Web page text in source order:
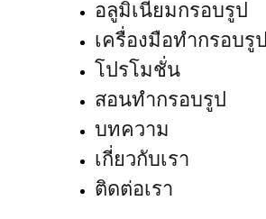
อลูมิเนียมกรอบรูป
เครื่องมือทำกรอบรูป
โปรโมชั่น
สอนทำกรอบรูป
บทความ
เกี่ยวกับเรา
ติดต่อเรา